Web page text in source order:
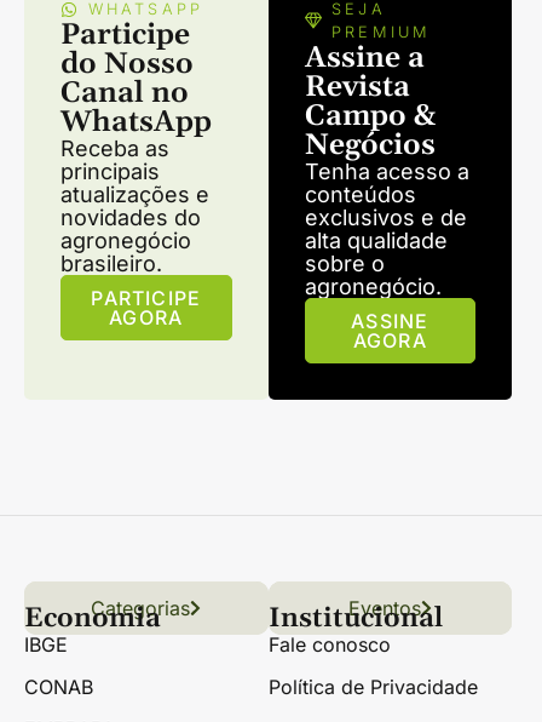
WHATSAPP
Participe
do Nosso
Canal no
WhatsApp
Receba as
principais
atualizações e
novidades do
agronegócio
brasileiro.
PARTICIPE
AGORA
SEJA
PREMIUM
Assine a
Revista
Campo &
Negócios
Tenha acesso a
conteúdos
exclusivos e de
alta qualidade
sobre o
agronegócio.
ASSINE
AGORA
Links úteis
Conteúdo Grãos
Florestas Hortifrúti
Categorias Eventos
Economia
IBGE
CONAB
Institucional
Fale conosco
Política de Privacidade